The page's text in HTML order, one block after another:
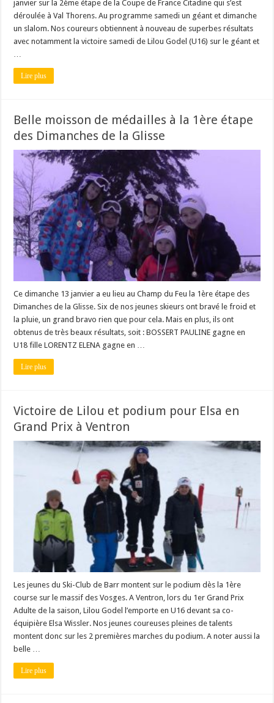
janvier sur la 2ème étape de la Coupe de France Citadine qui s’est
déroulée à Val Thorens. Au programme samedi un géant et dimanche
un slalom. Nos coureurs obtiennent à nouveau de superbes résultats
avec notamment la victoire samedi de Lilou Godel (U16) sur le géant et
…
Lire plus
Belle moisson de médailles à la 1ère étape
des Dimanches de la Glisse
Ce dimanche 13 janvier a eu lieu au Champ du Feu la 1ère étape des
Dimanches de la Glisse. Six de nos jeunes skieurs ont bravé le froid et
la pluie, un grand bravo rien que pour cela. Mais en plus, ils ont
obtenus de très beaux résultats, soit : BOSSERT PAULINE gagne en
U18 fille LORENTZ ELENA gagne en …
Lire plus
Victoire de Lilou et podium pour Elsa en
Grand Prix à Ventron
Les jeunes du Ski-Club de Barr montent sur le podium dès la 1ère
course sur le massif des Vosges. A Ventron, lors du 1er Grand Prix
Adulte de la saison, Lilou Godel l’emporte en U16 devant sa co-
équipière Elsa Wissler. Nos jeunes coureuses pleines de talents
montent donc sur les 2 premières marches du podium. A noter aussi la
belle …
Lire plus